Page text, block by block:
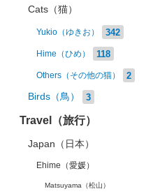
Cats（猫）
Yukio（ゆきお） 342
Hime（ひめ） 118
Others（その他の猫） 2
Birds（鳥） 3
Travel（旅行）
Japan（日本）
Ehime（愛媛）
Matsuyama（松山）